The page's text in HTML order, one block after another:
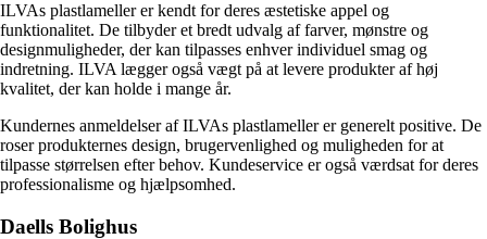
ILVAs plastlameller er kendt for deres æstetiske appel og
funktionalitet. De tilbyder et bredt udvalg af farver, mønstre og
designmuligheder, der kan tilpasses enhver individuel smag og
indretning. ILVA lægger også vægt på at levere produkter af høj
kvalitet, der kan holde i mange år.
Kundernes anmeldelser af ILVAs plastlameller er generelt positive. De
roser produkternes design, brugervenlighed og muligheden for at
tilpasse størrelsen efter behov. Kundeservice er også værdsat for deres
professionalisme og hjælpsomhed.
Daells Bolighus